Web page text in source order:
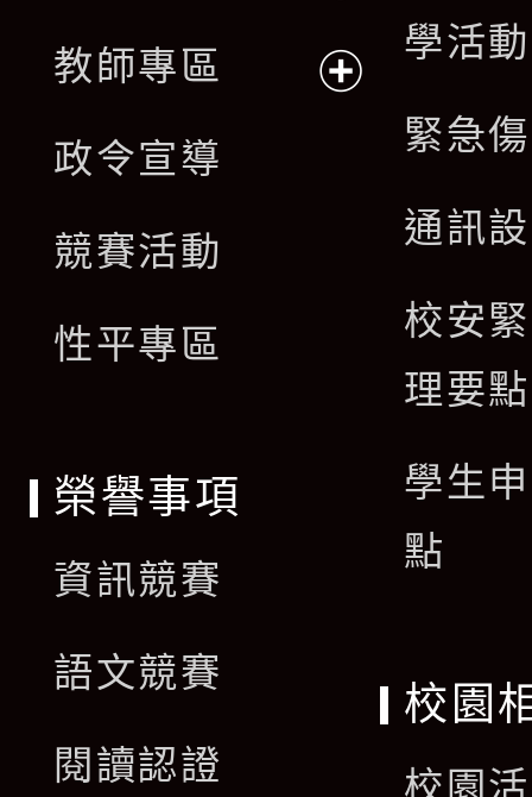
單
開
教師專區
政令宣導
競賽活動
性平專區
學活
緊急
通訊
校安
理要點
學生
點
榮譽事項
資訊競賽
語文競賽
閱讀認證
校園
校園